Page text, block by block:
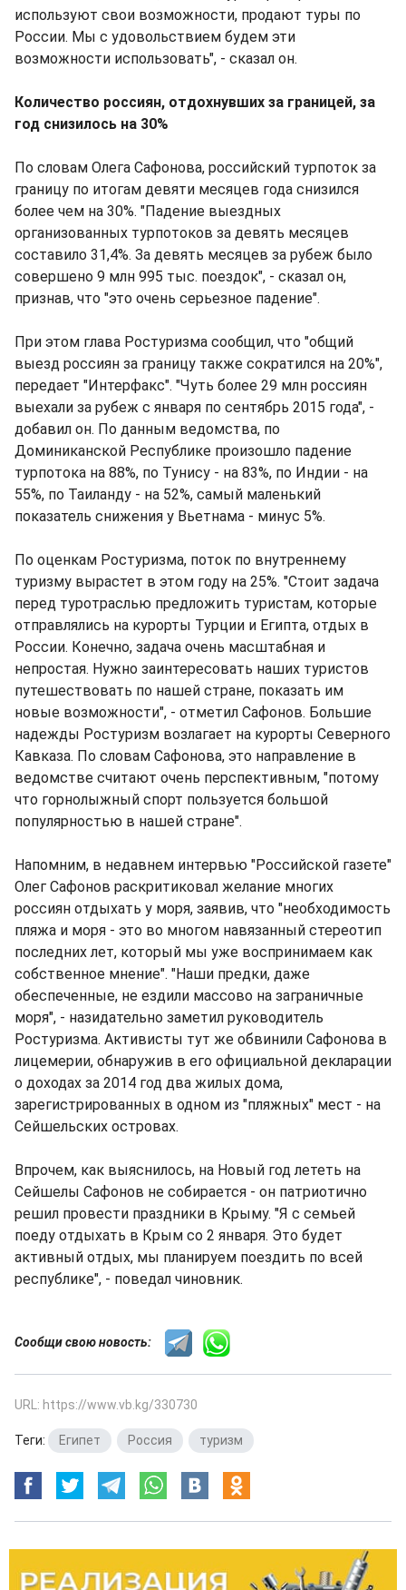
используют свои возможности, продают туры по
России. Мы с удовольствием будем эти
возможности использовать", - сказал он.
Количество россиян, отдохнувших за границей, за
год снизилось на 30%
По словам Олега Сафонова, российский турпоток за
границу по итогам девяти месяцев года снизился
более чем на 30%. "Падение выездных
организованных турпотоков за девять месяцев
составило 31,4%. За девять месяцев за рубеж было
совершено 9 млн 995 тыс. поездок", - сказал он,
признав, что "это очень серьезное падение".
При этом глава Ростуризма сообщил, что "общий
выезд россиян за границу также сократился на 20%",
передает "Интерфакс". "Чуть более 29 млн россиян
выехали за рубеж с января по сентябрь 2015 года", -
добавил он. По данным ведомства, по
Доминиканской Республике произошло падение
турпотока на 88%, по Тунису - на 83%, по Индии - на
55%, по Таиланду - на 52%, самый маленький
показатель снижения у Вьетнама - минус 5%.
По оценкам Ростуризма, поток по внутреннему
туризму вырастет в этом году на 25%. "Стоит задача
перед туротраслью предложить туристам, которые
отправлялись на курорты Турции и Египта, отдых в
России. Конечно, задача очень масштабная и
непростая. Нужно заинтересовать наших туристов
путешествовать по нашей стране, показать им
новые возможности", - отметил Сафонов. Большие
надежды Ростуризм возлагает на курорты Северного
Кавказа. По словам Сафонова, это направление в
ведомстве считают очень перспективным, "потому
что горнолыжный спорт пользуется большой
популярностью в нашей стране".
Напомним, в недавнем интервью "Российской газете"
Олег Сафонов раскритиковал желание многих
россиян отдыхать у моря, заявив, что "необходимость
пляжа и моря - это во многом навязанный стереотип
последних лет, который мы уже воспринимаем как
собственное мнение". "Наши предки, даже
обеспеченные, не ездили массово на заграничные
моря", - назидательно заметил руководитель
Ростуризма. Активисты тут же обвинили Сафонова в
лицемерии, обнаружив в его официальной декларации
о доходах за 2014 год два жилых дома,
зарегистрированных в одном из "пляжных" мест - на
Сейшельских островах.
Впрочем, как выяснилось, на Новый год лететь на
Сейшелы Сафонов не собирается - он патриотично
решил провести праздники в Крыму. "Я с семьей
поеду отдыхать в Крым со 2 января. Это будет
активный отдых, мы планируем поездить по всей
республике", - поведал чиновник.
Сообщи свою новость:
URL: https://www.vb.kg/330730
Теги: Египет Россия туризм